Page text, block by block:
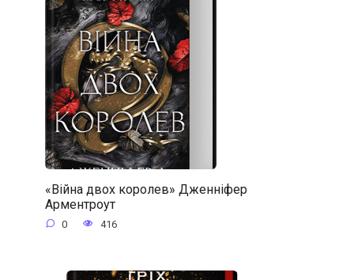
«Війна двох королев» Дженніфер
Арментроут
0 416